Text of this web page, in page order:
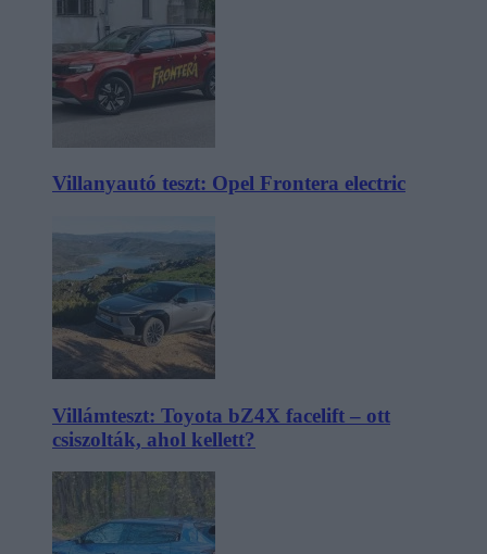
Villanyautó teszt: Opel Frontera electric
Villámteszt: Toyota bZ4X facelift – ott
csiszolták, ahol kellett?